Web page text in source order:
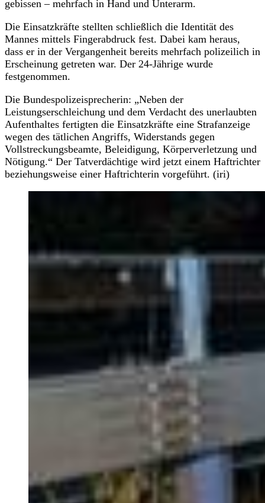
gebissen – mehrfach in Hand und Unterarm.
Die Einsatzkräfte stellten schließlich die Identität des
Mannes mittels Fingerabdruck fest. Dabei kam heraus,
dass er in der Vergangenheit bereits mehrfach polizeilich in
Erscheinung getreten war. Der 24-Jährige wurde
festgenommen.
Die Bundespolizeisprecherin: „Neben der
Leistungserschleichung und dem Verdacht des unerlaubten
Aufenthaltes fertigten die Einsatzkräfte eine Strafanzeige
wegen des tätlichen Angriffs, Widerstands gegen
Vollstreckungsbeamte, Beleidigung, Körperverletzung und
Nötigung.“ Der Tatverdächtige wird jetzt einem Haftrichter
beziehungsweise einer Haftrichterin vorgeführt. (iri)